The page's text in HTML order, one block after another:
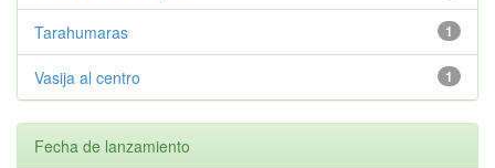
1
Tarahumaras
1
Vasija al centro
Fecha de lanzamiento